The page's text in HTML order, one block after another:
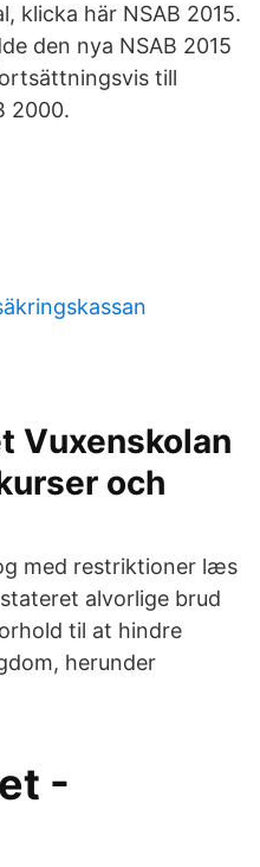
klicka här NSAB 2015.
den nya NSAB 2015
till
2000.
Vuxenskolan
och
med restriktioner læs
alvorlige brud
til at hindre
herunder
-